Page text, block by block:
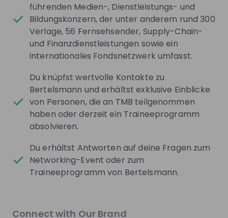
There are no upcoming live streams
updates on upcoming live streams!
Follow
5 months ago
01:10:34
Bertelsmann SE & Co. KGaA
Dein Karrierestart bei Bertelsmann:
Du stehst am Anfang deiner Karriere und möchtest
führenden Medien-, Dienstleistungs- und
Bildungskonzern, der unter anderem rund 300
Verlage, 56 Fernsehsender, Supply-Chain-
und Finanzdienstleistungen sowie ein
internationales Fondsnetzwerk umfasst.
Du knüpfst wertvolle Kontakte zu
Bertelsmann und erhältst exklusive Einblicke
von Personen, die an TMB teilgenommen
haben oder derzeit ein Traineeprogramm
absolvieren.
Du erhältst Antworten auf deine Fragen zum
Networking-Event oder zum
Traineeprogramm von Bertelsmann.
Connect with Our Brand